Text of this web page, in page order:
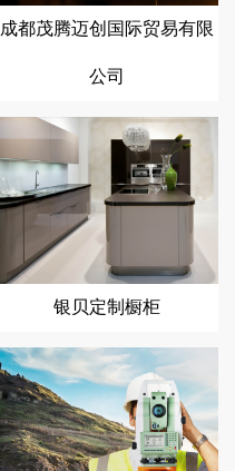
成都茂腾迈创国际贸易有限
公司
银贝定制橱柜